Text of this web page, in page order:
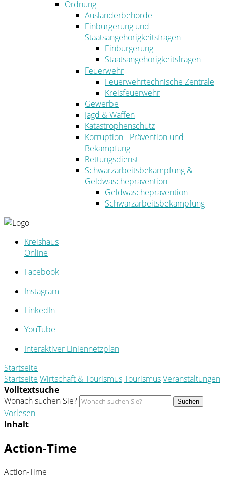
Ordnung
Ausländerbehörde
Einbürgerung und
Staatsangehörigkeitsfragen
Einbürgerung
Staatsangehörigkeitsfragen
Feuerwehr
Feuerwehrtechnische Zentrale
Kreisfeuerwehr
Gewerbe
Jagd & Waffen
Katastrophenschutz
Korruption - Prävention und
Bekämpfung
Rettungsdienst
Schwarzarbeitsbekämpfung &
Geldwäscheprävention
Geldwäscheprävention
Schwarzarbeitsbekämpfung
Kreishaus
Online
Facebook
Instagram
LinkedIn
YouTube
Interaktiver Liniennetzplan
Startseite
Startseite Wirtschaft & TourismusTourismusVeranstaltungen
Volltextsuche
Wonach suchen Sie?
Suchen
Vorlesen
Inhalt
Action-Time
Action-Time